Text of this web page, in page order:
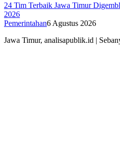
24 Tim Terbaik Jawa Timur
2026
Pemerintahan6 Agustus 2026
Jawa Timur, analisapublik.id |